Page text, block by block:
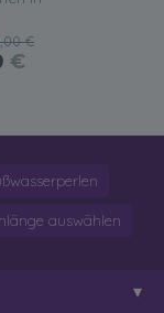
€
€
auswählen